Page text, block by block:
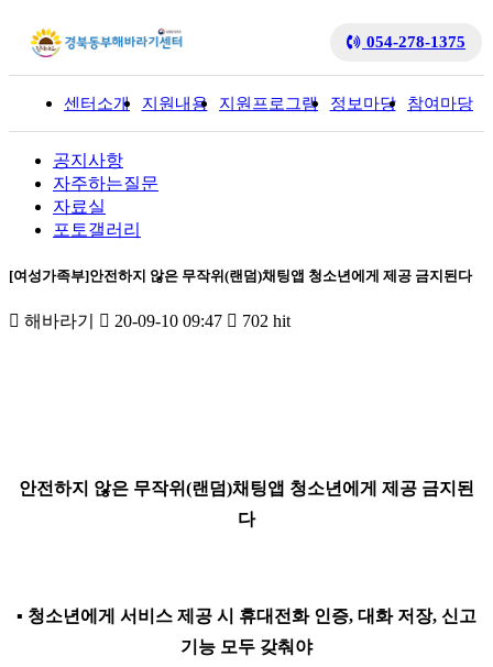
054-278-1375
센터소개 지원내용 지원프로그램 정보마당 참여마당
공지사항
자주하는질문
자료실
포토갤러리
[여성가족부]안전하지 않은 무작위(랜덤)채팅앱 청소년에게 제공 금지된다
해바라기 20-09-10 09:47 702 hit
안전하지 않은 무작위(랜덤)채팅앱 청소년에게 제공 금지된
다
▪ 청소년에게 서비스 제공 시 휴대전화 인증, 대화 저장, 신고
기능 모두 갖춰야